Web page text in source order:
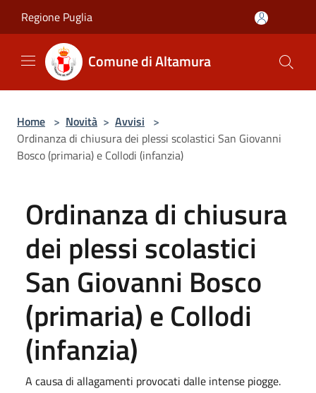
Regione Puglia
Comune di Altamura
Home > Novità > Avvisi >
Ordinanza di chiusura dei plessi scolastici San Giovanni
Bosco (primaria) e Collodi (infanzia)
Ordinanza di chiusura
dei plessi scolastici
San Giovanni Bosco
(primaria) e Collodi
(infanzia)
A causa di allagamenti provocati dalle intense piogge.